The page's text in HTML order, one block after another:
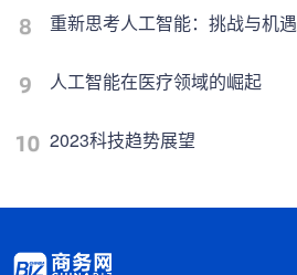
重新思考人工智能：挑战与机遇
人工智能在医疗领域的崛起
2023科技趋势展望